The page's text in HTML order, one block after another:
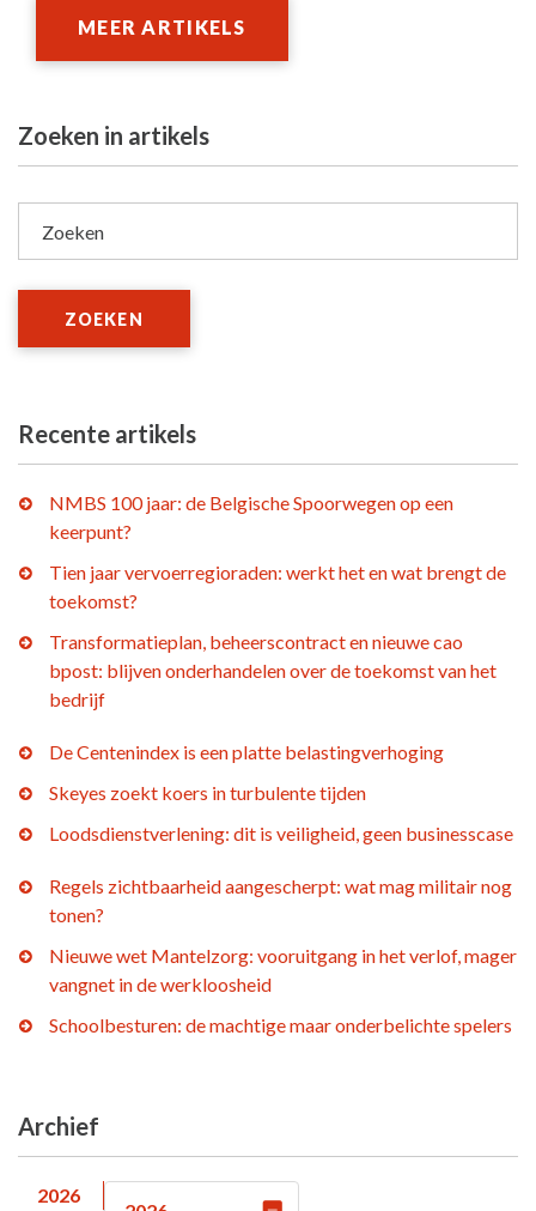
MEER ARTIKELS
Zoeken in artikels
Zoeken
ZOEKEN
Recente artikels
NMBS 100 jaar: de Belgische Spoorwegen op een
keerpunt?
Tien jaar vervoerregioraden: werkt het en wat brengt de
toekomst?
Transformatieplan, beheerscontract en nieuwe cao
bpost: blijven onderhandelen over de toekomst van het
bedrijf
De Centenindex is een platte belastingverhoging
Skeyes zoekt koers in turbulente tijden
Loodsdienstverlening: dit is veiligheid, geen businesscase
Regels zichtbaarheid aangescherpt: wat mag militair nog
tonen?
Nieuwe wet Mantelzorg: vooruitgang in het verlof, mager
vangnet in de werkloosheid
Schoolbesturen: de machtige maar onderbelichte spelers
Archief
2026